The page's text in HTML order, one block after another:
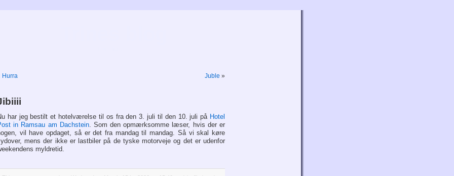
Hurra Juble »
har jeg bestilt et hotelværelse til os fra den 3. juli til den 10. juli på Hotel
in Ramsau am Dachstein. Som den opmærksomme læser, hvis der er
vil have opdaget, så er det fra mandag til mandag. Så vi skal køre
mens der ikke er lastbiler på de tyske motorveje og det er udenfor
myldretid.